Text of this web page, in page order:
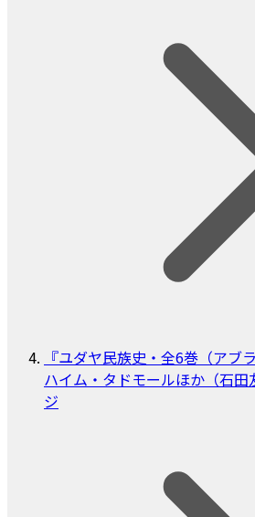
『ユダヤ民族史・全6巻（アブ
ハイム・タドモールほか（石田
ジ